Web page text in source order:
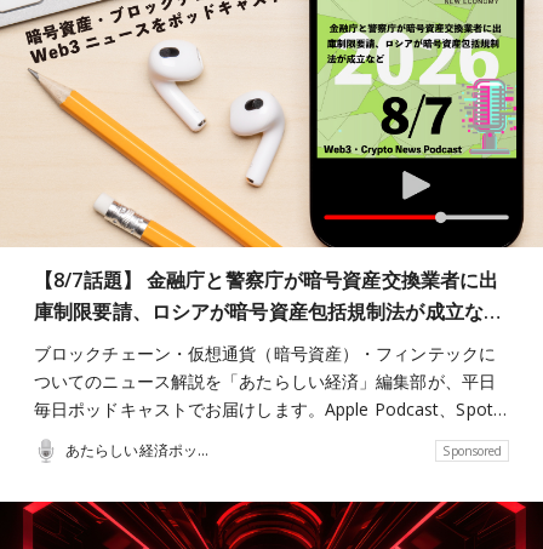
【8/7話題】 金融庁と警察庁が暗号資産交換業者に出
庫制限要請、ロシアが暗号資産包括規制法が成立な…
ブロックチェーン・仮想通貨（暗号資産）・フィンテックに
ついてのニュース解説を「あたらしい経済」編集部が、平日
毎日ポッドキャストでお届けします。Apple Podcast、Spot…
あたらしい経済ポッドキャスト Sponsored